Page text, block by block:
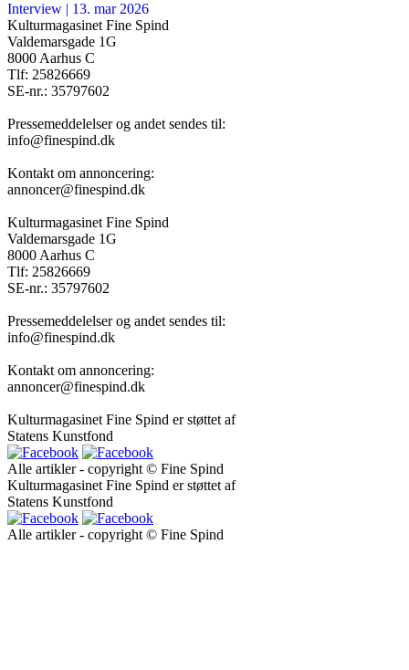
Interview | 13. mar 2026
Kulturmagasinet Fine Spind
Valdemarsgade 1G
8000 Aarhus C
Tlf: 25826669
SE-nr.: 35797602
Pressemeddelelser og andet sendes til:
info@finespind.dk
Kontakt om annoncering:
annoncer@finespind.dk
Kulturmagasinet Fine Spind
Valdemarsgade 1G
8000 Aarhus C
Tlf: 25826669
SE-nr.: 35797602
Pressemeddelelser og andet sendes til:
info@finespind.dk
Kontakt om annoncering:
annoncer@finespind.dk
Kulturmagasinet Fine Spind er støttet af
Statens Kunstfond
Alle artikler - copyright © Fine Spind
Kulturmagasinet Fine Spind er støttet af
Statens Kunstfond
Alle artikler - copyright © Fine Spind